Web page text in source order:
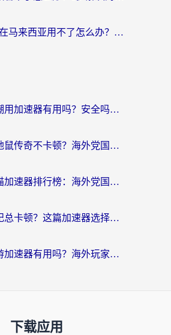
喜马拉雅FM在马来西亚用不了怎么办？海外华人亲测有效的回国加速指南
在国外打鸣潮用加速器有用吗？安全吗？海外玩家国服游戏加速全指南
德国怎么玩地鼠传奇不卡顿？海外党国服游戏加速全攻略（含战双EVE实用指南）
超越时空的猫加速器排行榜：海外党国服游戏不卡顿的终极选择指南
英国玩枪神纪总卡顿？这篇加速器选择指南帮你告别延迟（附实测推荐）
最强蜗牛迅游加速器有用吗？海外玩家国服游戏加速避坑指南（附德国玩忍者必须死3流星蝴蝶剑解决办法）
下载应用